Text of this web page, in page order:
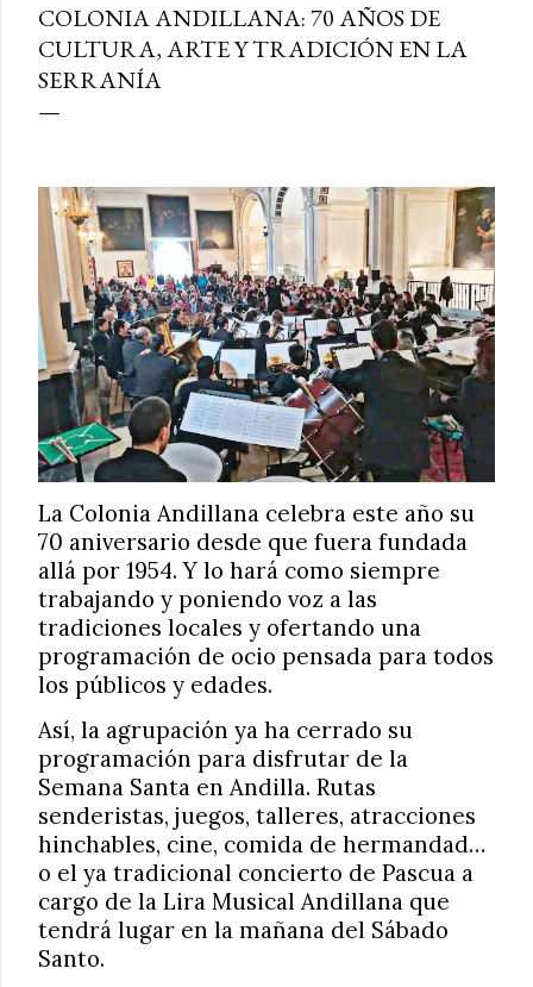
COLONIA ANDILLANA: 70 AÑOS DE
CULTURA, ARTE Y TRADICIÓN EN LA
SERRANÍA
La Colonia Andillana celebra este año su
70 aniversario desde que fuera fundada
allá por 1954. Y lo hará como siempre
trabajando y poniendo voz a las
tradiciones locales y ofertando una
programación de ocio pensada para todos
los públicos y edades.
Así, la agrupación ya ha cerrado su
programación para disfrutar de la
Semana Santa en Andilla. Rutas
senderistas, juegos, talleres, atracciones
hinchables, cine, comida de hermandad…
o el ya tradicional concierto de Pascua a
cargo de la Lira Musical Andillana que
tendrá lugar en la mañana del Sábado
Santo.